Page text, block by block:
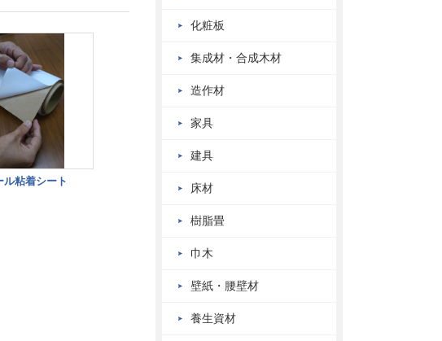
ル粘着シート
化粧板
集成材・合成木材
造作材
家具
建具
床材
樹脂畳
巾木
壁紙・腰壁材
養生資材